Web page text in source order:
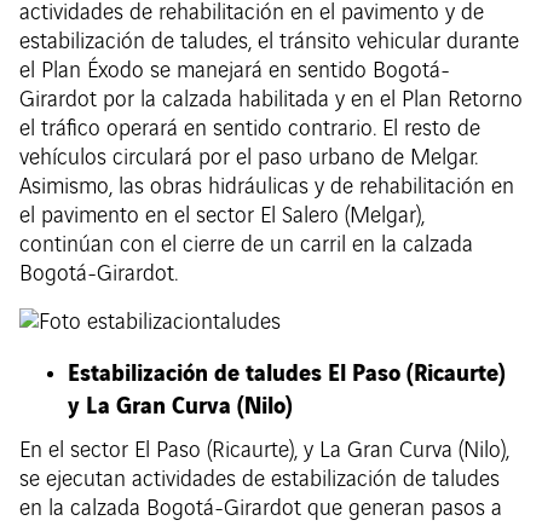
actividades de rehabilitación en el pavimento y de
estabilización de taludes, el tránsito vehicular durante
el Plan Éxodo se manejará en sentido Bogotá-
Girardot por la calzada habilitada y en el Plan Retorno
el tráfico operará en sentido contrario. El resto de
vehículos circulará por el paso urbano de Melgar.
Asimismo, las obras hidráulicas y de rehabilitación en
el pavimento en el sector El Salero (Melgar),
continúan con el cierre de un carril en la calzada
Bogotá-Girardot.
Estabilización de taludes El Paso (Ricaurte)
y La Gran Curva (Nilo)
En el sector El Paso (Ricaurte), y La Gran Curva (Nilo),
se ejecutan actividades de estabilización de taludes
en la calzada Bogotá-Girardot que generan pasos a